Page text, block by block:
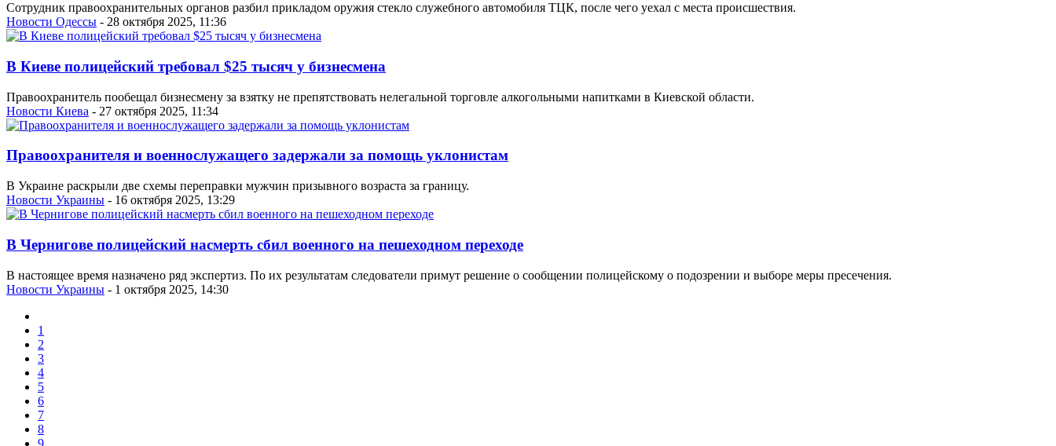
Сотрудник правоохранительных органов разбил прикладом оружия стекло служебного автомобиля ТЦК, после чего уехал с места происшествия.
Новости Одессы - 28 октября 2025, 11:36
В Киеве полицейский требовал $25 тысяч у бизнесмена
Правоохранитель пообещал бизнесмену за взятку не препятствовать нелегальной торговле алкогольными напитками в Киевской области.
Новости Киева - 27 октября 2025, 11:34
Правоохранителя и военнослужащего задержали за помощь уклонистам
В Украине раскрыли две схемы переправки мужчин призывного возраста за границу.
Новости Украины - 16 октября 2025, 13:29
В Чернигове полицейский насмерть сбил военного на пешеходном переходе
В настоящее время назначено ряд экспертиз. По их результатам следователи примут решение о сообщении полицейскому о подозрении и выборе меры пресечения.
Новости Украины - 1 октября 2025, 14:30
1
2
3
4
5
6
7
8
9